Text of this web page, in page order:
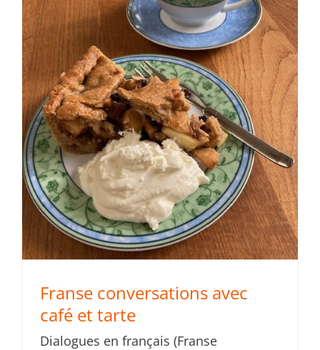
Franse conversations avec
café et tarte
Dialogues en français (Franse